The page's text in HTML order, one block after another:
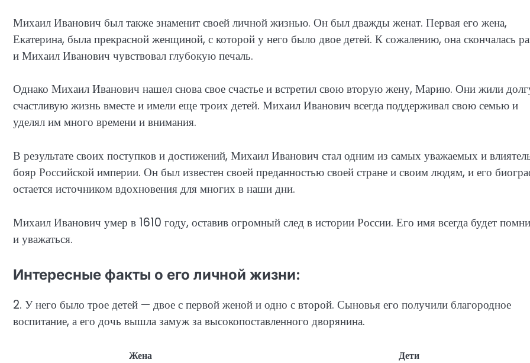
Михаил Иванович был также знаменит своей личной жизнью. Он был дважды женат. Первая его жена,
Екатерина, была прекрасной женщиной, с которой у него было двое детей. К сожалению, она скончалась
и Михаил Иванович чувствовал глубокую печаль.
Однако Михаил Иванович нашел снова свое счастье и встретил свою вторую жену, Марию. Они жили
счастливую жизнь вместе и имели еще троих детей. Михаил Иванович всегда поддерживал свою семью и
уделял им много времени и внимания.
В результате своих поступков и достижений, Михаил Иванович стал одним из самых уважаемых и
бояр Российской империи. Он был известен своей преданностью своей стране и своим людям, и его
остается источником вдохновения для многих в наши дни.
Михаил Иванович умер в 1610 году, оставив огромный след в истории России. Его имя всегда будет
и уважаться.
Интересные факты о его личной жизни:
2. У него было трое детей — двое с первой женой и одно с второй. Сыновья его получили благородное
воспитание, а его дочь вышла замуж за высокопоставленного дворянина.
Жена
Дети